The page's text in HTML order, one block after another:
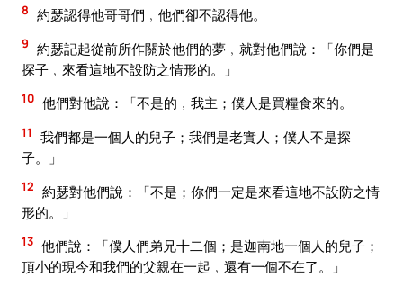
8 約瑟認得他哥哥們﹐他們卻不認得他。
9 約瑟記起從前所作關於他們的夢﹐就對他們說：「你們是
探子﹐來看這地不設防之情形的。」
10 他們對他說：「不是的﹐我主；僕人是買糧食來的。
11
我們都是一個人的兒子；我們是老實人；僕人不是探
子。」
12 約瑟對他們說：「不是；你們一定是來看這地不設防之情
形的。」
13 他們說：「僕人們弟兄十二個；是迦南地一個人的兒子；
頂小的現今和我們的父親在一起﹐還有一個不在了。」